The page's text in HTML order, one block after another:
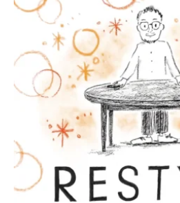
「住むだけで家族が健やかに暮らせ
という価値を物語を通して伝え、共
へ参加してみよう」と自然に行動し
「お絵かきムービー®︎」です。